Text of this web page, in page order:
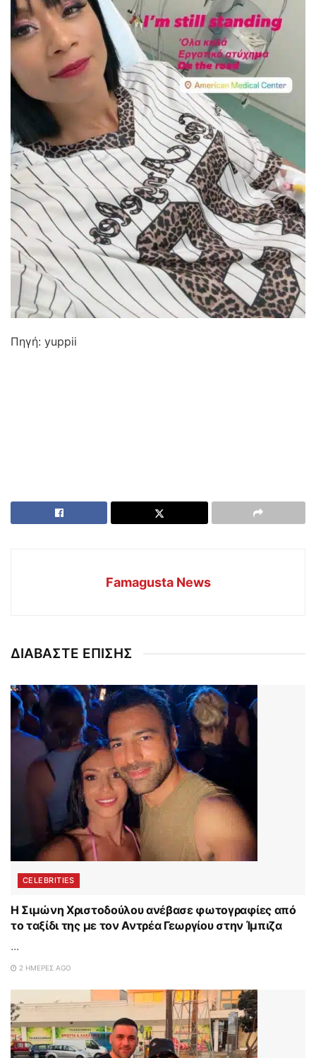
Πηγή: yuppii
Famagusta News
ΔΙΑΒΑΣΤΕ ΕΠΙΣΗΣ
CELEBRITIES
Η Σιμώνη Χριστοδούλου ανέβασε φωτογραφίες από
το ταξίδι της με τον Αντρέα Γεωργίου στην Ίμπιζα
...
2 ΗΜΈΡΕΣ AGO